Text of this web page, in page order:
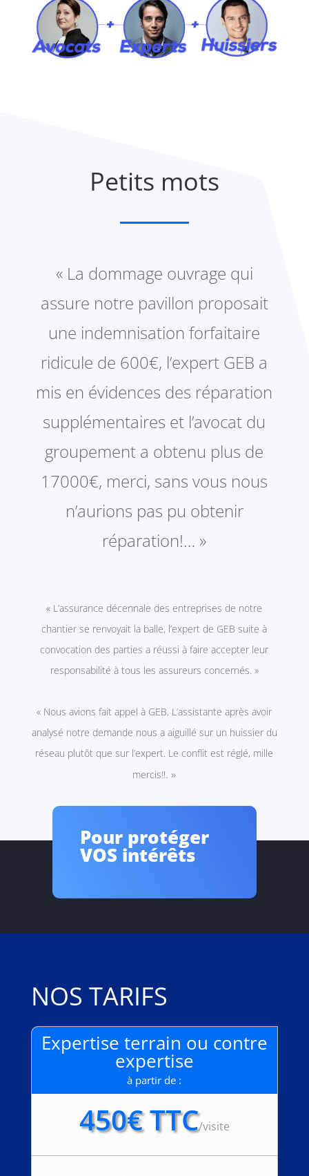
Petits mots
« La dommage ouvrage qui
assure notre pavillon proposait
une indemnisation forfaitaire
ridicule de 600€, l’expert GEB a
mis en évidences des réparation
supplémentaires et l’avocat du
groupement a obtenu plus de
17000€, merci, sans vous nous
n’aurions pas pu obtenir
réparation!… »
« L’assurance décennale des entreprises de notre
chantier se renvoyait la balle, l’expert de GEB suite à
convocation des parties a réussi à faire accepter leur
responsabilité à tous les assureurs concernés. »
« Nous avions fait appel à GEB, L’assistante après avoir
analysé notre demande nous a aiguillé sur un huissier du
réseau plutôt que sur l’expert. Le conflit est réglé, mille
mercis!!. »
Pour protéger
VOS intérêts
NOS TARIFS
Expertise terrain ou contre
expertise
à partir de :
450€ TTC/visite